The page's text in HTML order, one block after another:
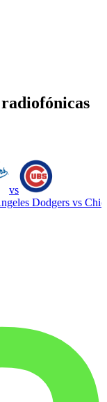
vs
Dodgers vs